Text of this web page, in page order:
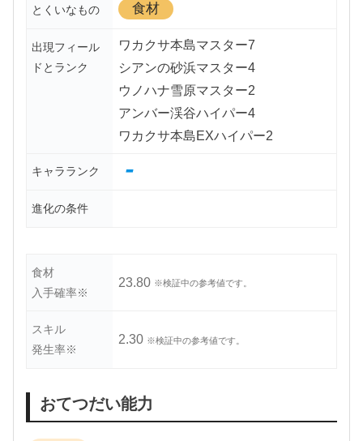
とくいなもの 食材
出現フィール
ドとランク
ワカクサ本島マスター7
シアンの砂浜マスター4
ウノハナ雪原マスター2
アンバー渓谷ハイパー4
ワカクサ本島EXハイパー2
キャラランク -
進化の条件
食材
入手確率※
23.80 ※検証中の参考値です。
スキル
発生率※
2.30 ※検証中の参考値です。
おてつだい能力